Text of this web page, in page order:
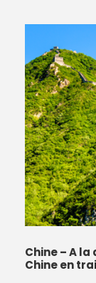
Chine – A
Chine en